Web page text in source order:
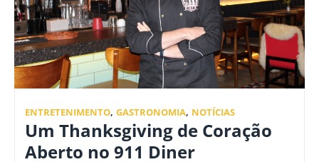
ENTRETENIMENTO, GASTRONOMIA, NOTÍCIAS
Um Thanksgiving de Coração
Aberto no 911 Diner